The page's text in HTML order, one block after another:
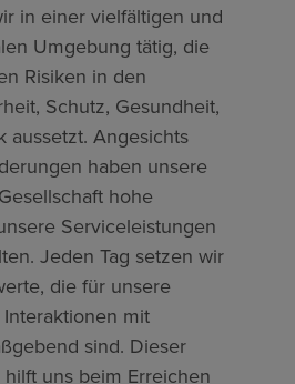
in einer vielfältigen und
Umgebung tätig, die
Risiken in den
Schutz, Gesundheit,
aussetzt. Angesichts
haben unsere
hohe
Serviceleistungen
Jeden Tag setzen wir
die für unsere
mit
sind. Dieser
uns beim Erreichen